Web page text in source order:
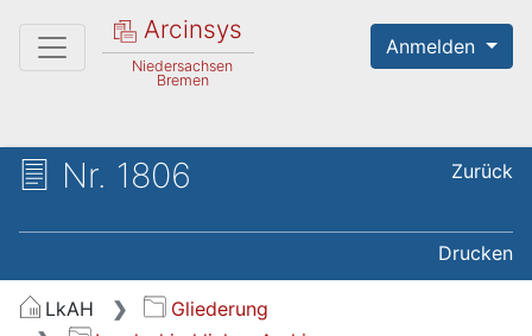
Arcinsys
Niedersachsen
Bremen
Anmelden
Nr. 1806 Zurück
Drucken
LkAH
Gliederung